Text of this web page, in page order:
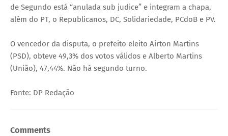
de Segundo está “anulada sub judice” e integram a chapa,
além do PT, o Republicanos, DC, Solidariedade, PCdoB e PV.
O vencedor da disputa, o prefeito eleito Airton Martins
(PSD), obteve 49,3% dos votos válidos e Alberto Martins
(União), 47,44%. Não há segundo turno.
Fonte: DP Redação
Comments